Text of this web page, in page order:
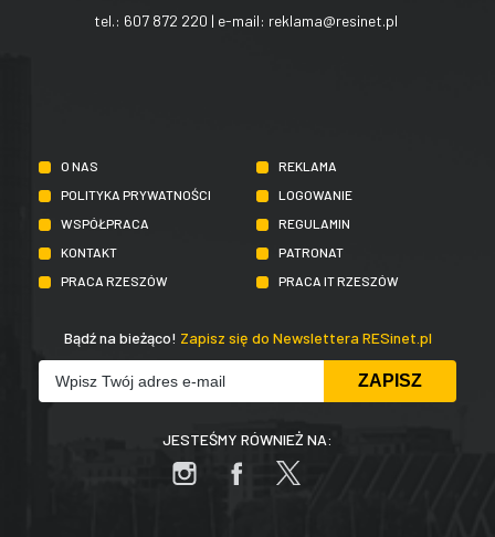
tel.: 607 872 220 | e-mail: reklama@resinet.pl
O NAS
REKLAMA
POLITYKA PRYWATNOŚCI
LOGOWANIE
WSPÓŁPRACA
REGULAMIN
KONTAKT
PATRONAT
PRACA RZESZÓW
PRACA IT RZESZÓW
Bądź na bieżąco! Zapisz się do Newslettera RESinet.pl
JESTEŚMY RÓWNIEŻ NA: